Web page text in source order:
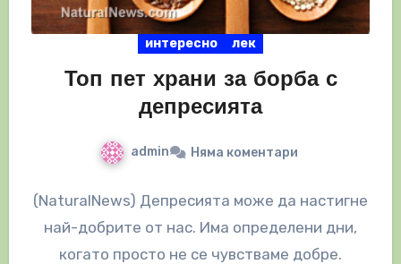
интересно лек
Топ пет храни за борба с
депресията
admin Няма коментари
(NaturalNews) Депресията може да настигне
най-добрите от нас. Има определени дни,
когато просто не се чувстваме добре.